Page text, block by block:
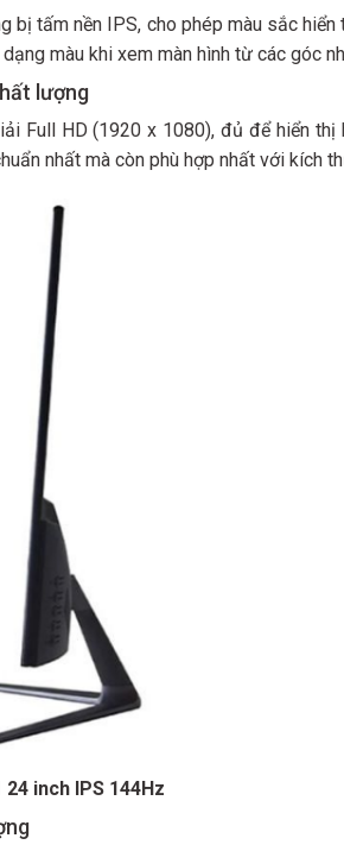
bị tấm nền IPS, cho phép màu sắc
màu khi xem màn hình từ các góc
lượng
Full HD (1920 x 1080), đủ để hiển
nhất mà còn phù hợp nhất với kích
24 inch IPS 144Hz